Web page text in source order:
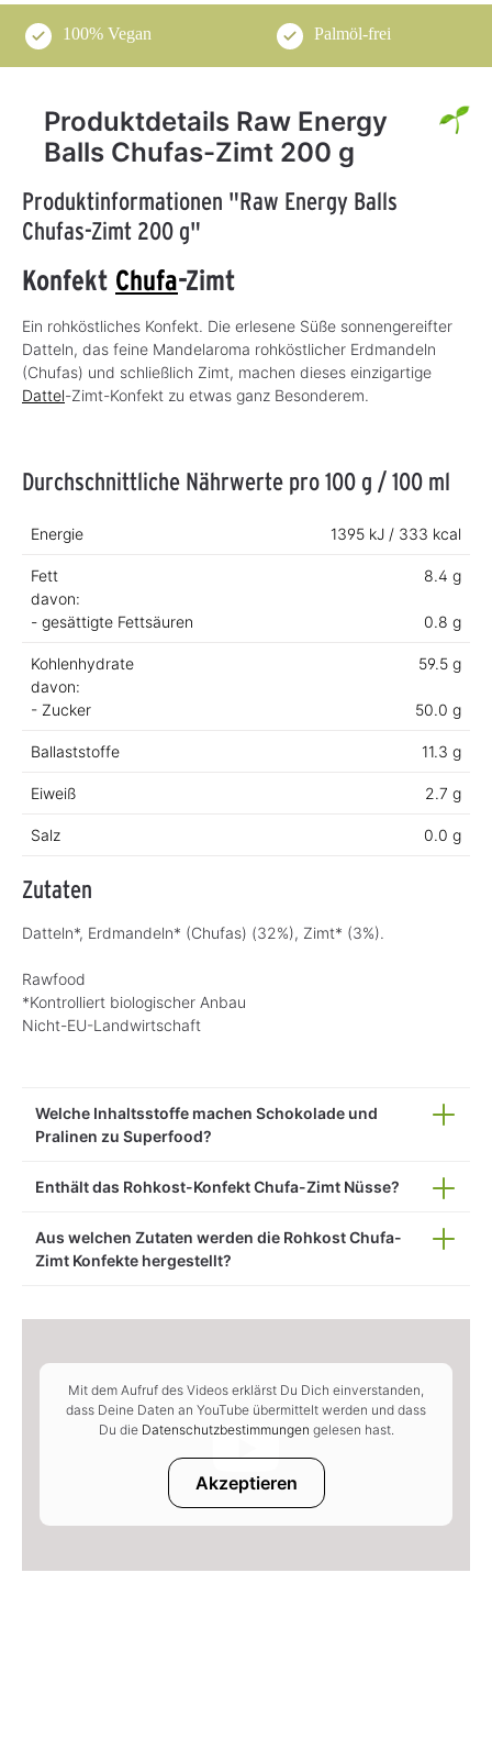
100% Vegan Palmöl-frei
Produktdetails Raw Energy
Balls Chufas-Zimt 200 g
Produktinformationen "Raw Energy Balls
Chufas-Zimt 200 g"
Konfekt Chufa-Zimt
Ein rohköstliches Konfekt. Die erlesene Süße sonnengereifter
Datteln, das feine Mandelaroma rohköstlicher Erdmandeln
(Chufas) und schließlich Zimt, machen dieses einzigartige
Dattel-Zimt-Konfekt zu etwas ganz Besonderem.
Durchschnittliche Nährwerte pro 100 g / 100 ml
Energie 1395 kJ / 333 kcal
Fett
davon:
- gesättigte Fettsäuren
8.4 g
0.8 g
Kohlenhydrate
davon:
- Zucker
59.5 g
50.0 g
Ballaststoffe 11.3 g
Eiweiß 2.7 g
Salz 0.0 g
Zutaten
Datteln*, Erdmandeln* (Chufas) (32%), Zimt* (3%).
Rawfood
*Kontrolliert biologischer Anbau
Nicht-EU-Landwirtschaft
Welche Inhaltsstoffe machen Schokolade und
Pralinen zu Superfood?
Enthält das Rohkost-Konfekt Chufa-Zimt Nüsse?
Aus welchen Zutaten werden die Rohkost Chufa-
Zimt Konfekte hergestellt?
Mit dem Aufruf des Videos erklärst Du Dich einverstanden,
dass Deine Daten an YouTube übermittelt werden und dass
Du die Datenschutzbestimmungen gelesen hast.
Akzeptieren